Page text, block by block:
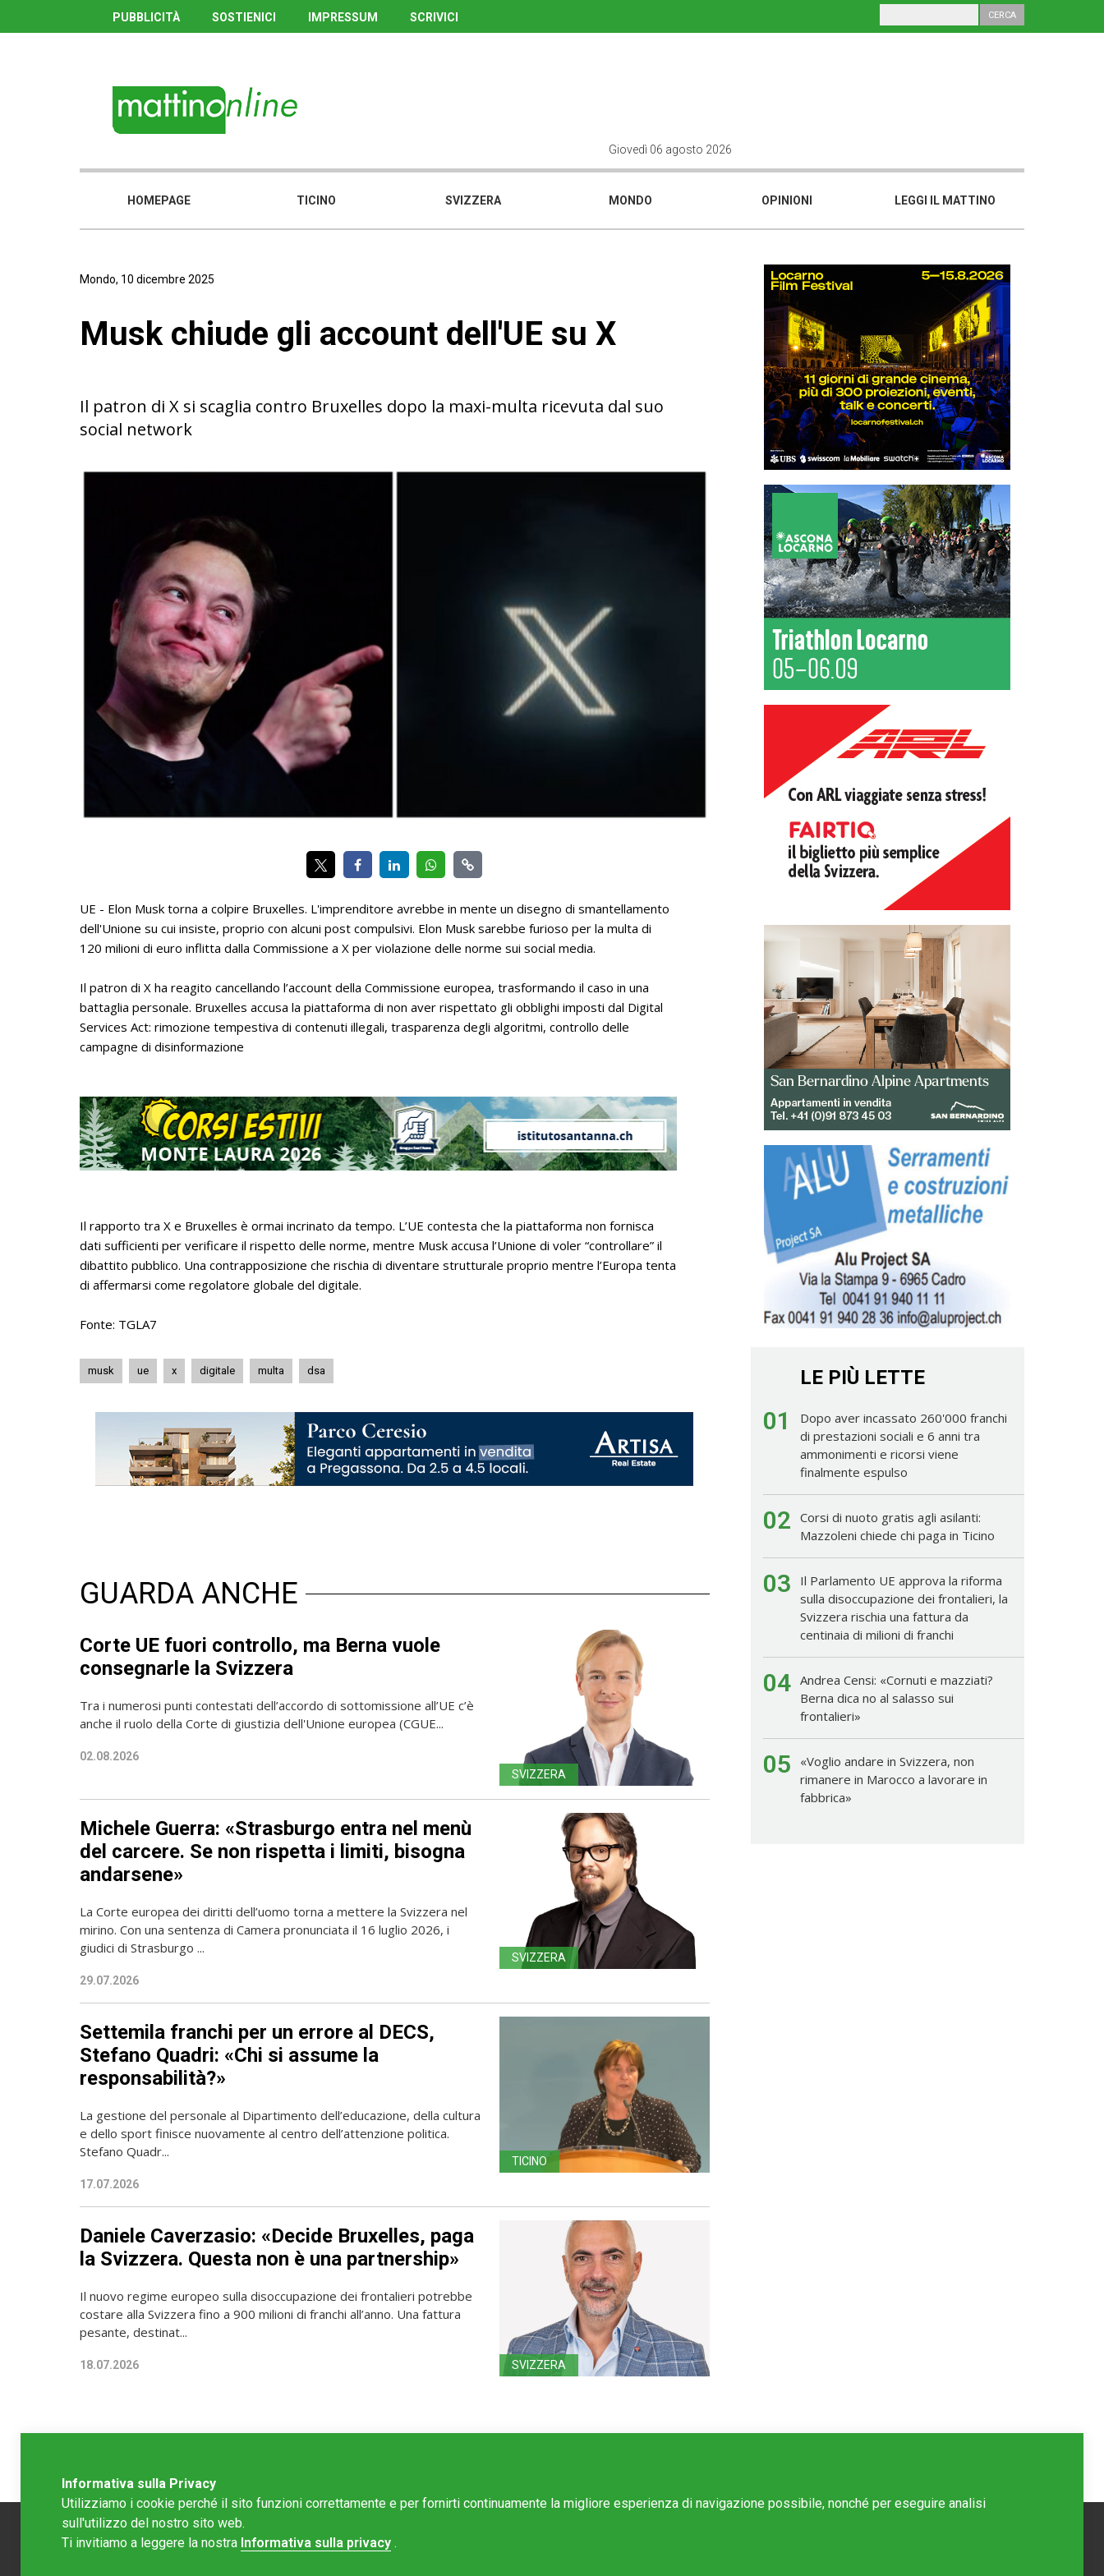
PUBBLICITÀ SOSTIENICI IMPRESSUM SCRIVICI
Giovedì 06 agosto 2026
HOMEPAGE TICINO SVIZZERA MONDO OPINIONI LEGGI IL MATTINO
Mondo, 10 dicembre 2025
Musk chiude gli account dell'UE su X
Il patron di X si scaglia contro Bruxelles dopo la maxi-multa ricevuta dal suo
social network
UE - Elon Musk torna a colpire Bruxelles. L'imprenditore avrebbe in mente un disegno di smantellamento
dell'Unione su cui insiste, proprio con alcuni post compulsivi. Elon Musk sarebbe furioso per la multa di
120 milioni di euro inflitta dalla Commissione a X per violazione delle norme sui social media.
Il patron di X ha reagito cancellando l’account della Commissione europea, trasformando il caso in una
battaglia personale. Bruxelles accusa la piattaforma di non aver rispettato gli obblighi imposti dal Digital
Services Act: rimozione tempestiva di contenuti illegali, trasparenza degli algoritmi, controllo delle
campagne di disinformazione
Il rapporto tra X e Bruxelles è ormai incrinato da tempo. L’UE contesta che la piattaforma non fornisca
dati sufficienti per verificare il rispetto delle norme, mentre Musk accusa l’Unione di voler “controllare” il
dibattito pubblico. Una contrapposizione che rischia di diventare strutturale proprio mentre l’Europa tenta
di affermarsi come regolatore globale del digitale.
Fonte: TGLA7
musk ue x digitale multa dsa
GUARDA ANCHE
Corte UE fuori controllo, ma Berna vuole
consegnarle la Svizzera
Tra i numerosi punti contestati dell’accordo di sottomissione all’UE c’è
anche il ruolo della Corte di giustizia dell'Unione europea (CGUE...
02.08.2026
SVIZZERA
Michele Guerra: «Strasburgo entra nel menù
del carcere. Se non rispetta i limiti, bisogna
andarsene»
La Corte europea dei diritti dell’uomo torna a mettere la Svizzera nel
mirino. Con una sentenza di Camera pronunciata il 16 luglio 2026, i
giudici di Strasburgo ...
29.07.2026
SVIZZERA
Settemila franchi per un errore al DECS,
Stefano Quadri: «Chi si assume la
responsabilità?»
La gestione del personale al Dipartimento dell’educazione, della cultura
e dello sport finisce nuovamente al centro dell’attenzione politica.
Stefano Quadr...
17.07.2026
TICINO
Daniele Caverzasio: «Decide Bruxelles, paga
la Svizzera. Questa non è una partnership»
Il nuovo regime europeo sulla disoccupazione dei frontalieri potrebbe
costare alla Svizzera fino a 900 milioni di franchi all’anno. Una fattura
pesante, destinat...
18.07.2026 SVIZZERA
LE PIÙ LETTE
01
Dopo aver incassato 260'000 franchi
di prestazioni sociali e 6 anni tra
ammonimenti e ricorsi viene
finalmente espulso
02 Corsi di nuoto gratis agli asilanti:
Mazzoleni chiede chi paga in Ticino
03
Il Parlamento UE approva la riforma
sulla disoccupazione dei frontalieri, la
Svizzera rischia una fattura da
centinaia di milioni di franchi
04 Andrea Censi: «Cornuti e mazziati?
Berna dica no al salasso sui
frontalieri»
05
«Voglio andare in Svizzera, non
rimanere in Marocco a lavorare in
fabbrica»
Informativa sulla Privacy
Utilizziamo i cookie perché il sito funzioni correttamente e per fornirti continuamente la migliore esperienza di navigazione possibile, nonché per eseguire analisi
sull'utilizzo del nostro sito web.
Ti invitiamo a leggere la nostra Informativa sulla privacy .